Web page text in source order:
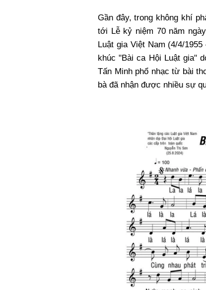
Gần đây, trong không khí
tới Lễ kỷ niệm 70 năm
Luật gia Việt Nam (4/4/
khúc "Bài ca Hội Luật gia"
Tấn Minh phổ nhạc từ bài
bà đã nhận được nhiều sự